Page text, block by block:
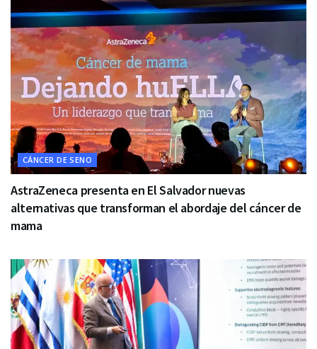
CÁNCER DE SENO
AstraZeneca presenta en El Salvador nuevas
alternativas que transforman el abordaje del cáncer de
mama